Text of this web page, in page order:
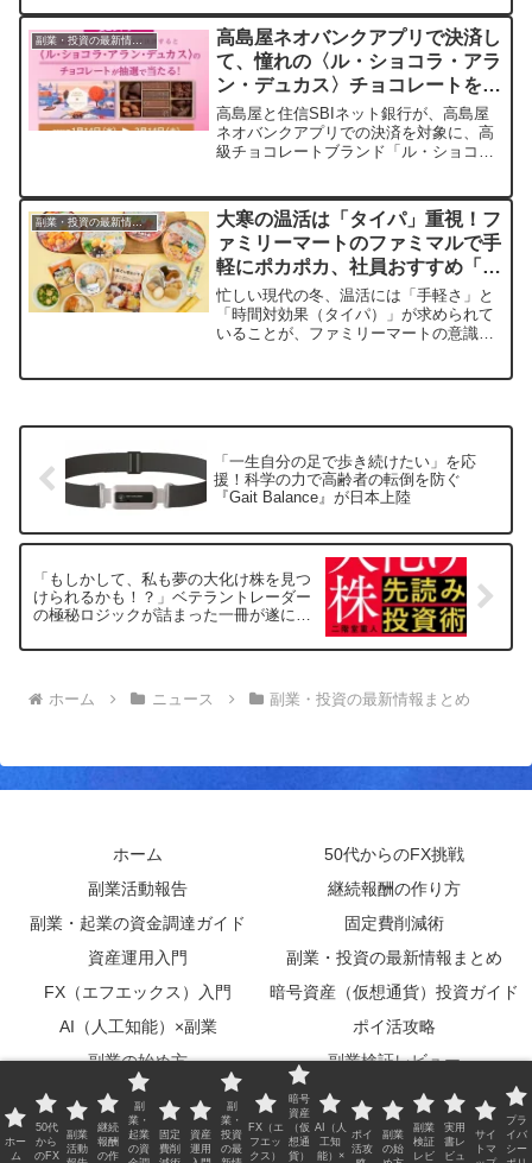
自の栽培方法で大切に育てられていま
す。この機会に、こだわりの「あまお
う」を体験してみませんか？
高島屋ネオバンクアプリで決済し
て、憧れの〈ル・ショコラ・アラ
ン・デュカス〉チョコレートをゲ
ットするチャンス！
高島屋と住信SBIネット銀行が、高島屋
ネオバンクアプリでの決済を対象に、高
級チョコレートブランド「ル・ショコ
す。バレンタインシーズンにぴったりの
この機会に、ぜひ高島屋ネオバンクをご
利用ください。
副業・投資の最新情報まとめ
大寒の温活は「タイパ」重視！フ
ァミリーマートのファミマルで手
軽にポカポカ、社員おすすめ「追
い生姜」も
忙しい現代の冬、温活には「手軽さ」と
「時間対効果（タイパ）」が求められて
いることが、ファミリーマートの意識調
過ごすためのヒントをご紹介します。
「一生自分の足で歩き続けたい」を応
援！科学の力で高齢者の転倒を防ぐ
『Gait Balance』が日本上陸
「もしかして、私も夢の大化け株を見つ
けられるかも！？」ベテラントレーダー
の極秘ロジックが詰まった一冊が遂に登
ホーム ニュース 副業・投資の最新情報まとめ
ホーム
50代からのFX挑戦
副業活動報告
継続報酬の作り方
副業・起業の資金調達ガイド
固定費削減術
資産運用入門
副業・投資の最新情報まとめ
FX（エフエックス）入門
暗号資産（仮想通貨）投資ガイド
AI（人工知能）×副業
ポイ活攻略
副業の始め方
副業検証レビュー
実用書レビュー
サイトマップ
プライバシーポリシー
ホー
ム
50代
から
のFX
副業
活動
継続
報酬
の作
副
業・
起業
の資
固定
費削
資産
運用
副
業・
投資
の最
FX（エ
フエッ
クス）
暗号
資産
（仮
想通
貨）
AI（人
工知
能）×
ポイ
活攻
副業
の始
副業
検証
レビ
実用
書レ
ビュ
サイ
トマ
プラ
イバ
シー